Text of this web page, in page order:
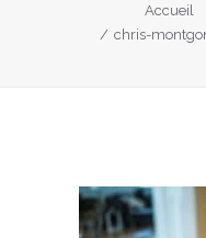
Accueil
chris-